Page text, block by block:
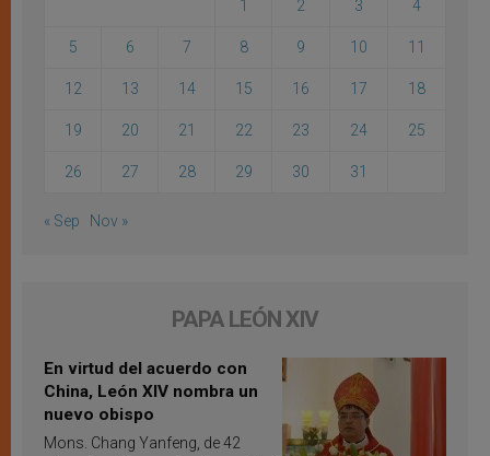
1 2 3 4
5 6 7 8 9 10 11
12 13 14 15 16 17 18
19 20 21 22 23 24 25
26 27 28 29 30 31
« Sep Nov »
PAPA LEÓN XIV
En virtud del acuerdo con
China, León XIV nombra un
nuevo obispo
Mons. Chang Yanfeng, de 42